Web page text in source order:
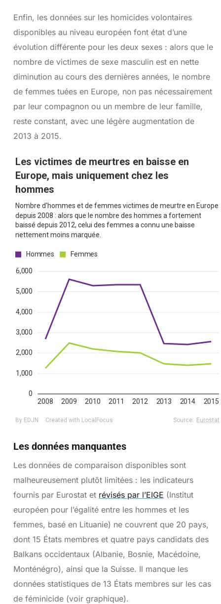
Enfin, les données sur les homicides volontaires
disponibles au niveau européen font état d’une
évolution différente pour les deux sexes : alors que le
nombre de victimes de sexe masculin est en nette
diminution au cours des dernières années, le nombre
de femmes tuées en Europe, non pas nécessairement
par leur compagnon ou un membre de leur famille,
reste constant, avec une légère augmentation de
2013 à 2015.
Les données manquantes
Les données de comparaison disponibles sont
malheureusement plutôt limitées : les indicateurs
fournis par Eurostat et révisés par l’EIGE (Institut
européen pour l’égalité entre les hommes et les
femmes, basé en Lituanie) ne couvrent que 20 pays,
dont 15 États membres et quatre pays candidats des
Balkans occidentaux (Albanie, Bosnie, Macédoine,
Monténégro), ainsi que la Suisse. Il manque les
données statistiques de 13 États membres sur les cas
de féminicide (voir graphique).